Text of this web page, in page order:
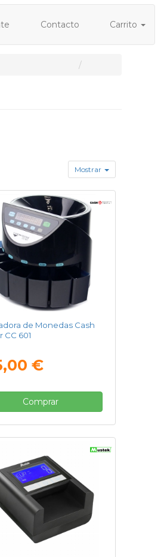
Contacto Carrito
Mostrar
de Monedas Cash
CC 601
€
Comprar